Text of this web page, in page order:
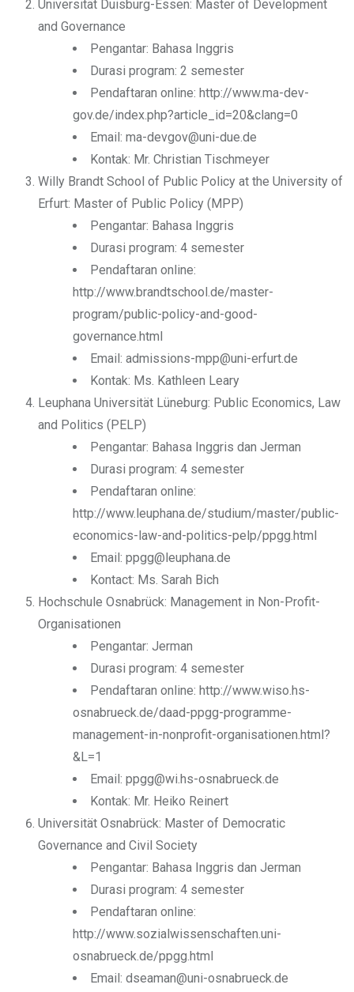
Universität Duisburg-Essen: Master of Development
and Governance
Pengantar: Bahasa Inggris
Durasi program: 2 semester
Pendaftaran online: http://www.ma-dev-
gov.de/index.php?article_id=20&clang=0
Email: ma-devgov@uni-due.de
Kontak: Mr. Christian Tischmeyer
Willy Brandt School of Public Policy at the University of
Erfurt: Master of Public Policy (MPP)
Pengantar: Bahasa Inggris
Durasi program: 4 semester
Pendaftaran online:
http://www.brandtschool.de/master-
program/public-policy-and-good-
governance.html
Email: admissions-mpp@uni-erfurt.de
Kontak: Ms. Kathleen Leary
Leuphana Universität Lüneburg: Public Economics, Law
and Politics (PELP)
Pengantar: Bahasa Inggris dan Jerman
Durasi program: 4 semester
Pendaftaran online:
http://www.leuphana.de/studium/master/public-
economics-law-and-politics-pelp/ppgg.html
Email: ppgg@leuphana.de
Kontact: Ms. Sarah Bich
Hochschule Osnabrück: Management in Non-Profit-
Organisationen
Pengantar: Jerman
Durasi program: 4 semester
Pendaftaran online: http://www.wiso.hs-
osnabrueck.de/daad-ppgg-programme-
management-in-nonprofit-organisationen.html?
&L=1
Email: ppgg@wi.hs-osnabrueck.de
Kontak: Mr. Heiko Reinert
Universität Osnabrück: Master of Democratic
Governance and Civil Society
Pengantar: Bahasa Inggris dan Jerman
Durasi program: 4 semester
Pendaftaran online:
http://www.sozialwissenschaften.uni-
osnabrueck.de/ppgg.html
Email: dseaman@uni-osnabrueck.de